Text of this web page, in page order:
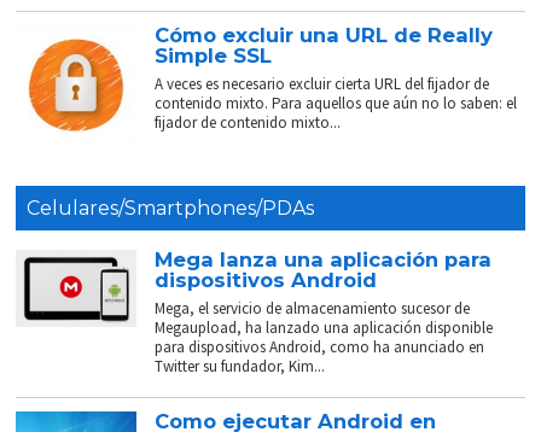
Cómo excluir una URL de Really
Simple SSL
A veces es necesario excluir cierta URL del fijador de
contenido mixto. Para aquellos que aún no lo saben: el
fijador de contenido mixto...
Celulares/Smartphones/PDAs
Mega lanza una aplicación para
dispositivos Android
Mega, el servicio de almacenamiento sucesor de
Megaupload, ha lanzado una aplicación disponible
para dispositivos Android, como ha anunciado en
Twitter su fundador, Kim...
Como ejecutar Android en